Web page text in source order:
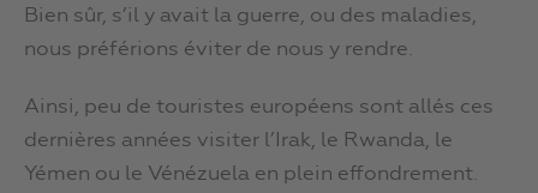
Bien sûr, s’il y avait la guerre, ou des maladies,
nous préférions éviter de nous y rendre.
Ainsi, peu de touristes européens sont allés ces
dernières années visiter l’Irak, le Rwanda, le
Yémen ou le Vénézuela en plein effondrement.